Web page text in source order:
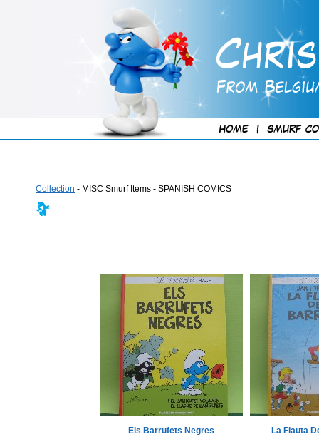
Collection - MISC Smurf Items - SPANISH COMICS
Els Barrufets Negres La Flauta